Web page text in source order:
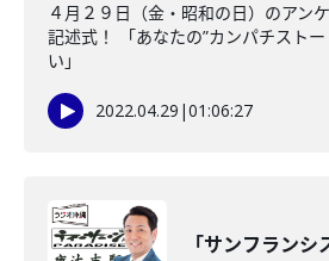
４月２９日（金・昭和の日）のアン
記述式！ 「あなたの”カンパチストー
い」
2022.04.29 |01:06:27
「サンフラン